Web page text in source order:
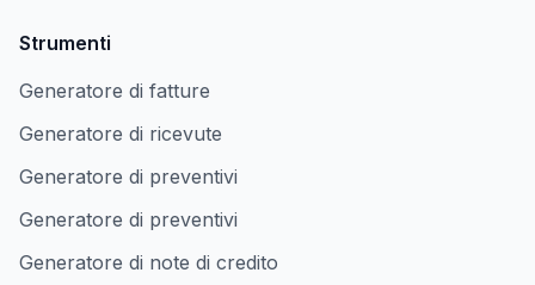
Strumenti
Generatore di fatture
Generatore di ricevute
Generatore di preventivi
Generatore di preventivi
Generatore di note di credito